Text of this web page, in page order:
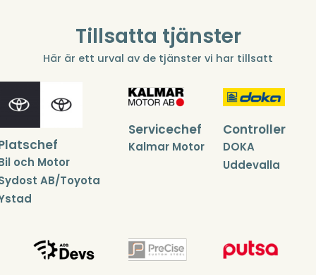
Tillsatta tjänster
Här är ett urval av de tjänster vi har tillsatt
och Motor
AB/Toyota
Servicechef
Kalmar Motor
Controller
DOKA
Uddevalla